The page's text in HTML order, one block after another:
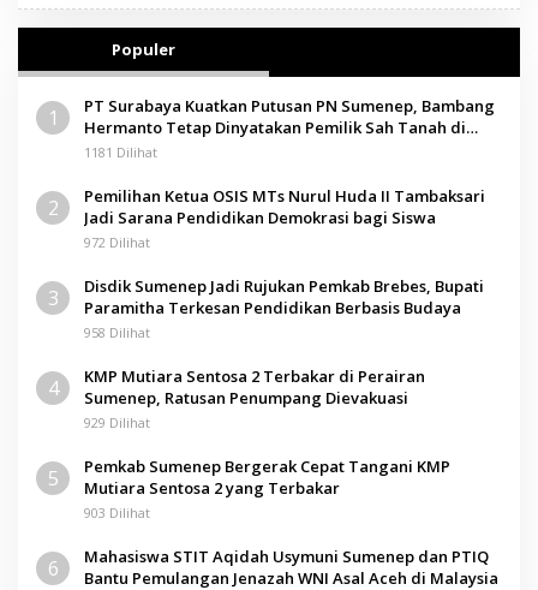
Populer
1
PT Surabaya Kuatkan Putusan PN Sumenep, Bambang
Hermanto Tetap Dinyatakan Pemilik Sah Tanah di
Pamolokan
1181 Dilihat
2
Pemilihan Ketua OSIS MTs Nurul Huda II Tambaksari
Jadi Sarana Pendidikan Demokrasi bagi Siswa
972 Dilihat
3
Disdik Sumenep Jadi Rujukan Pemkab Brebes, Bupati
Paramitha Terkesan Pendidikan Berbasis Budaya
958 Dilihat
4
KMP Mutiara Sentosa 2 Terbakar di Perairan
Sumenep, Ratusan Penumpang Dievakuasi
929 Dilihat
5
Pemkab Sumenep Bergerak Cepat Tangani KMP
Mutiara Sentosa 2 yang Terbakar
903 Dilihat
6
Mahasiswa STIT Aqidah Usymuni Sumenep dan PTIQ
Bantu Pemulangan Jenazah WNI Asal Aceh di Malaysia